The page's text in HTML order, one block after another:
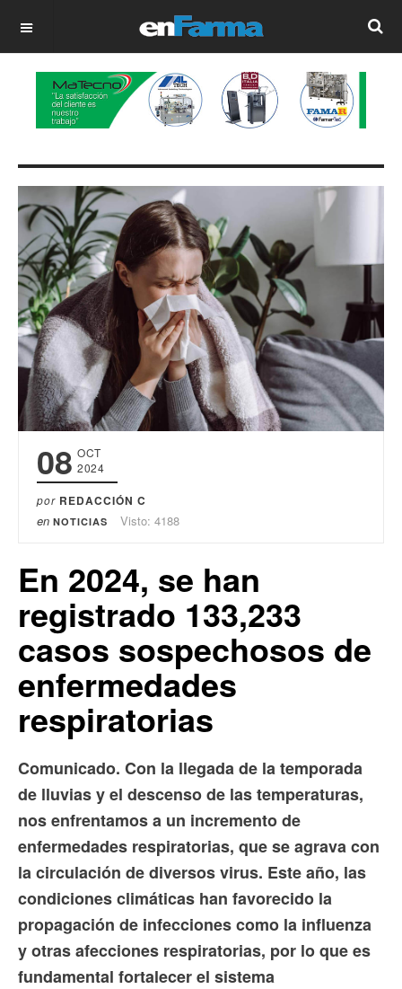
OFF CANVAS
08 OCT
2024
por REDACCIÓN C
en NOTICIAS Visto: 4188
En 2024, se han
registrado 133,233
casos sospechosos de
enfermedades
respiratorias
Comunicado. Con la llegada de la temporada
de lluvias y el descenso de las temperaturas,
nos enfrentamos a un incremento de
enfermedades respiratorias, que se agrava con
la circulación de diversos virus. Este año, las
condiciones climáticas han favorecido la
propagación de infecciones como la influenza
y otras afecciones respiratorias, por lo que es
fundamental fortalecer el sistema